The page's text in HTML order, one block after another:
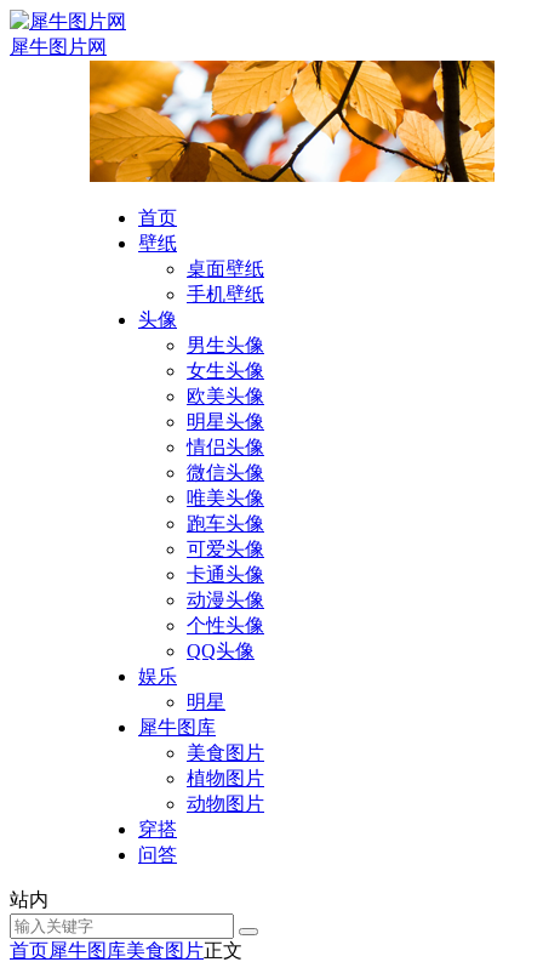
犀牛图片网
首页
壁纸
桌面壁纸
手机壁纸
头像
男生头像
女生头像
欧美头像
明星头像
情侣头像
微信头像
唯美头像
跑车头像
可爱头像
卡通头像
动漫头像
个性头像
QQ头像
娱乐
明星
犀牛图库
美食图片
植物图片
动物图片
穿搭
问答
站内
首页犀牛图库美食图片正文